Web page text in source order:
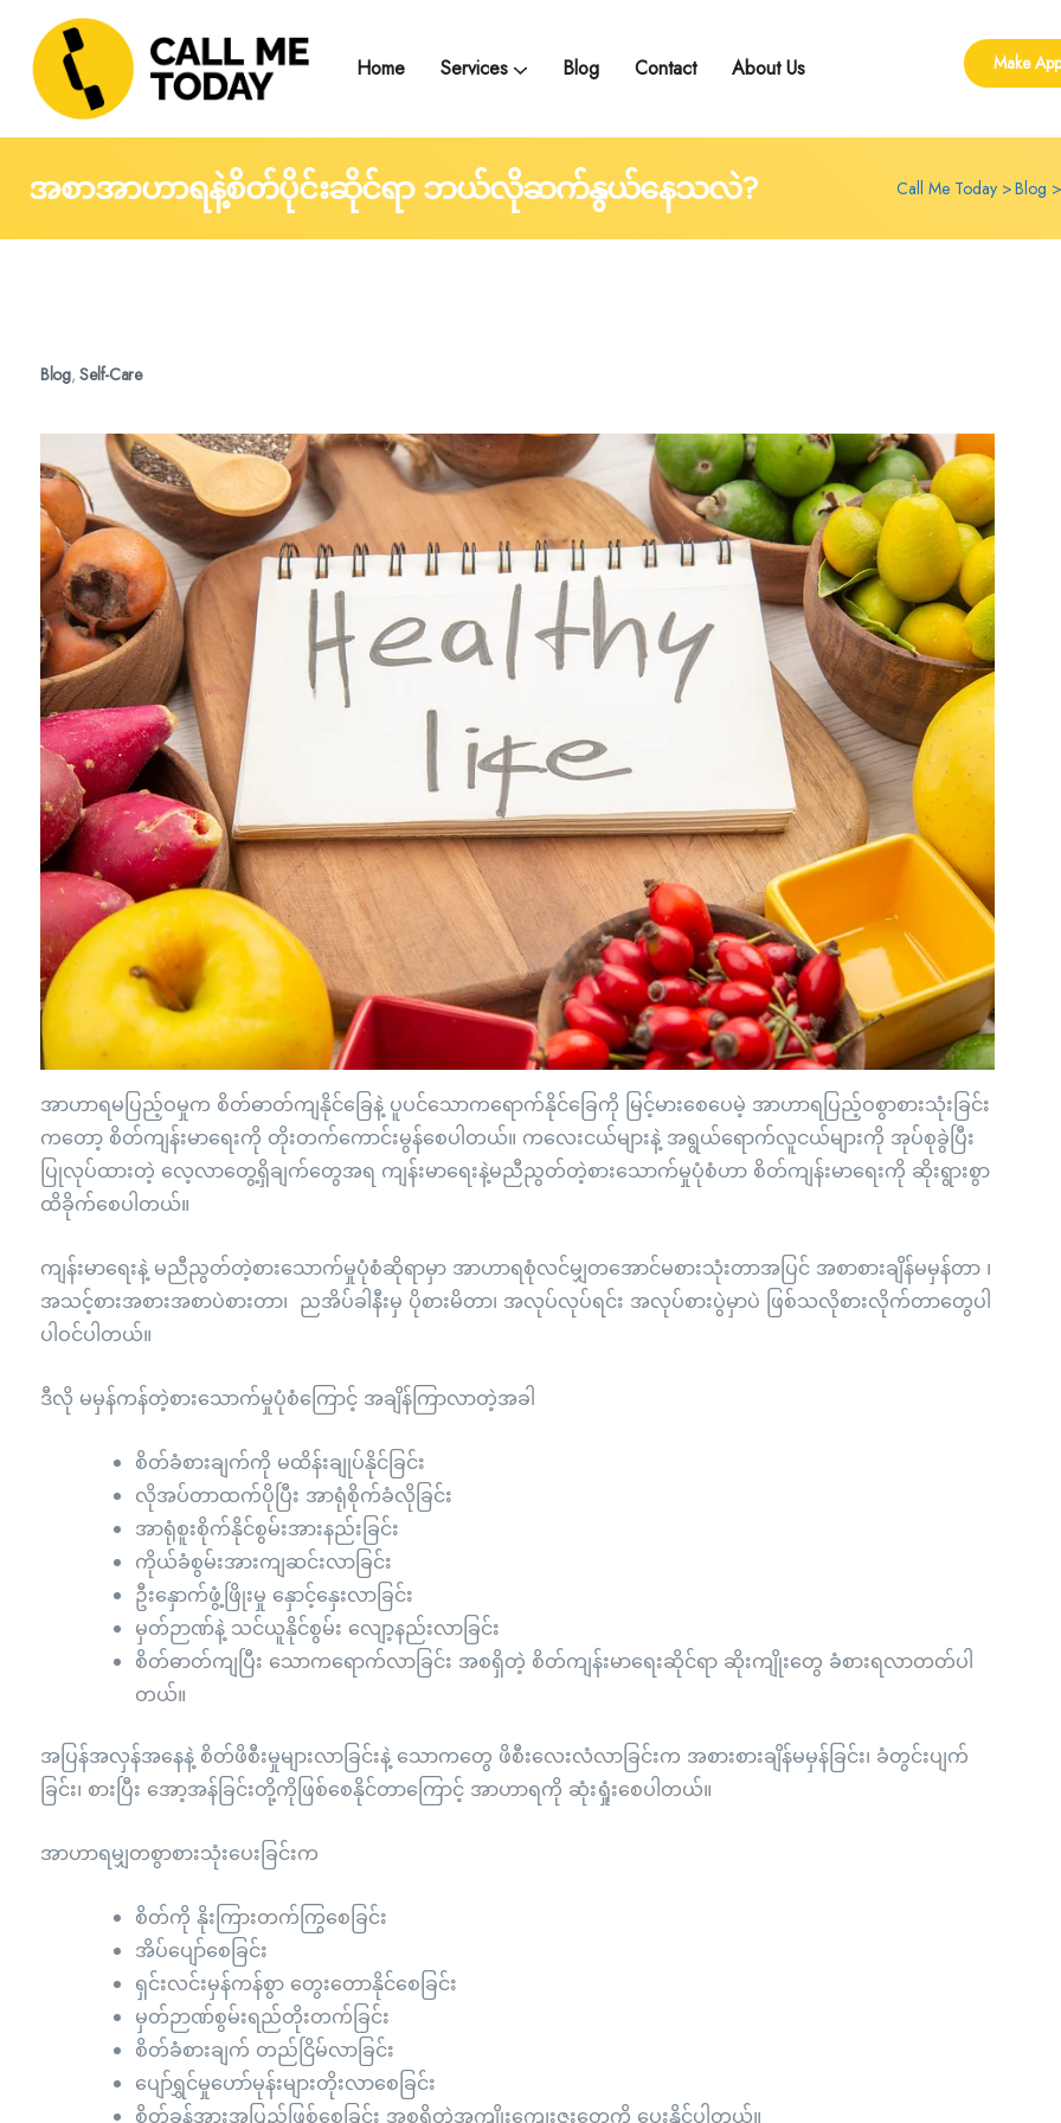
Home Services Blog Contact About Us Make
အစာအာဟာရနဲ့စိတ်ပိုင်းဆိုင်ရာ ဘယ်လိုဆက်နွယ်နေသလဲ? Call Me Today Blog
Blog,Self-Care
အာဟာရမပြည့်ဝမှုက စိတ်ဓာတ်ကျနိုင်ခြေနဲ့ ပူပင်သောကရောက်နိုင်ခြေကို မြင့်မားစေပေမဲ့ အာဟာရပြည့်ဝစွာစားသုံးခြင်း
ကတော့ စိတ်ကျန်းမာရေးကို တိုးတက်ကောင်းမွန်စေပါတယ်။ ကလေးငယ်များနဲ့ အရွယ်ရောက်လူငယ်များကို အုပ်စုခွဲပြီး
ပြုလုပ်ထားတဲ့ လေ့လာတွေ့ရှိချက်တွေအရ ကျန်းမာရေးနဲ့မညီညွတ်တဲ့စားသောက်မှုပုံစံဟာ စိတ်ကျန်းမာရေးကို ဆိုးရွားစွာ
ထိခိုက်စေပါတယ်။
ကျန်းမာရေးနဲ့ မညီညွတ်တဲ့စားသောက်မှုပုံစံဆိုရာမှာ အာဟာရစုံလင်မျှတအောင်မစားသုံးတာအပြင် အစာစားချိန်မမှန်တာ ၊
အသင့်စားအစားအစာပဲစားတာ၊ ညအိပ်ခါနီးမှ ပိုစားမိတာ၊ အလုပ်လုပ်ရင်း အလုပ်စားပွဲမှာပဲ ဖြစ်သလိုစားလိုက်တာတွေပါ
ပါဝင်ပါတယ်။
ဒီလို မမှန်ကန်တဲ့စားသောက်မှုပုံစံကြောင့် အချိန်ကြာလာတဲ့အခါ
စိတ်ခံစားချက်ကို မထိန်းချုပ်နိုင်ခြင်း
လိုအပ်တာထက်ပိုပြီး အာရုံစိုက်ခံလိုခြင်း
အာရုံစူးစိုက်နိုင်စွမ်းအားနည်းခြင်း
ကိုယ်ခံစွမ်းအားကျဆင်းလာခြင်း
ဦးနှောက်ဖွံ့ဖြိုးမှု နှောင့်နှေးလာခြင်း
မှတ်ဉာဏ်နဲ့ သင်ယူနိုင်စွမ်း လျော့နည်းလာခြင်း
စိတ်ဓာတ်ကျပြီး သောကရောက်လာခြင်း အစရှိတဲ့ စိတ်ကျန်းမာရေးဆိုင်ရာ ဆိုးကျိုးတွေ ခံစားရလာတတ်ပါ
တယ်။
အပြန်အလှန်အနေနဲ့ စိတ်ဖိစီးမှုများလာခြင်းနဲ့ သောကတွေ ဖိစီးလေးလံလာခြင်းက အစားစားချိန်မမှန်ခြင်း၊ ခံတွင်းပျက်
ခြင်း၊ စားပြီး အော့အန်ခြင်းတို့ကိုဖြစ်စေနိုင်တာကြောင့် အာဟာရကို ဆုံးရှုံးစေပါတယ်။
အာဟာရမျှတစွာစားသုံးပေးခြင်းက
စိတ်ကို နိုးကြားတက်ကြွစေခြင်း
အိပ်ပျော်စေခြင်း
ရှင်းလင်းမှန်ကန်စွာ တွေးတောနိုင်စေခြင်း
မှတ်ဉာဏ်စွမ်းရည်တိုးတက်ခြင်း
စိတ်ခံစားချက် တည်ငြိမ်လာခြင်း
ပျော်ရွှင်မှုဟော်မုန်းများတိုးလာစေခြင်း
စိတ်ခွန်အားအပြည့်ဖြစ်စေခြင်း အစရှိတဲ့အကျိုးကျေးဇူးတွေကို ပေးနိုင်ပါတယ်။